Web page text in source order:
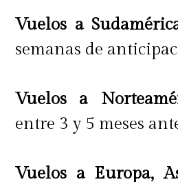
Vuelos a
semanas de
Vuelos a
entre 3 y 5 meses
Vuelos a Europa,